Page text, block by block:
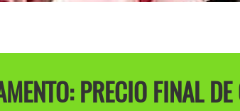
PRECIO FINAL